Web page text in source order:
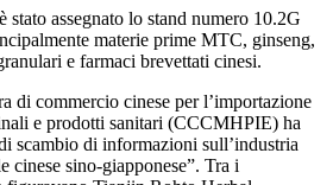
stato assegnato lo stand numero 10.2G
materie prime MTC, ginseng,
e farmaci brevettati cinesi.
di commercio cinese per l’importazione
e prodotti sanitari (CCCMHPIE) ha
scambio di informazioni sull’industria
cinese sino-giapponese”. Tra i